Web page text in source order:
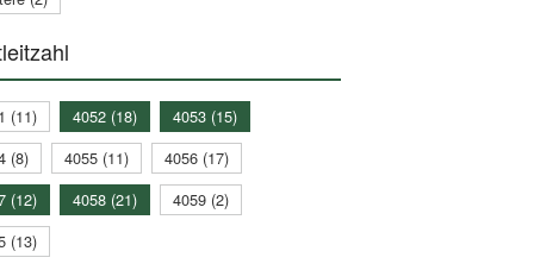
(11) 4052 (18)
4053 (15)
(8)
4055 (11)
4056 (17)
(12)
4058 (21)
4059 (2)
(13)